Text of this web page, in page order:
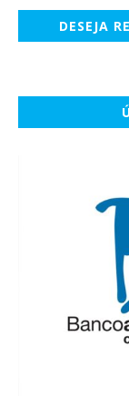
DESEJA